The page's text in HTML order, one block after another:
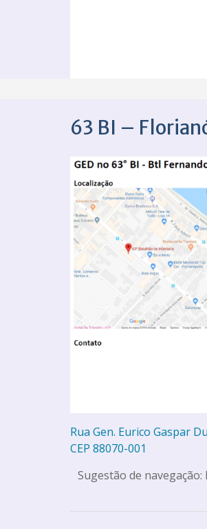
63 BI –
Rua Gen. Eurico Gaspar
CEP 88070-001
Sugestão de